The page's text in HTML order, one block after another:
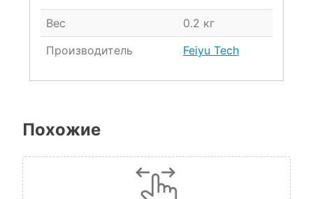
Вес
0.2 кг
Производитель
Feiyu Tech
Похожие